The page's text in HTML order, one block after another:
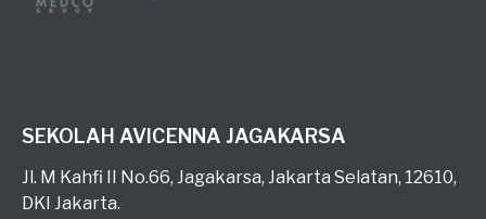
SEKOLAH AVICENNA JAGAKARSA
Jl. M Kahfi II No.66, Jagakarsa, Jakarta Selatan, 12610,
DKI Jakarta.